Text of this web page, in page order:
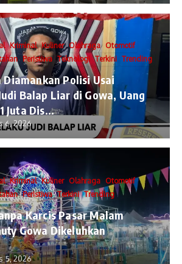
Kriminal Kuliner Olahraga Otomotif
Peristiwa Teknologi Terkini Trending
Diamankan Polisi Usai
Balap Liar di Gowa, Uang
Juta Dis...
6, 2026
Kriminal Kuliner Olahraga Otomotif
Peristiwa Terkini Trending
Karcis Pasar Malam
Gowa Dikeluhkan
5, 2026